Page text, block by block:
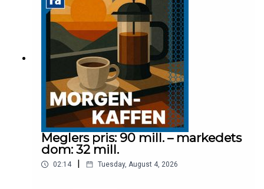
Meglers pris: 90 mill. – markedets
dom: 32 mill.
02:14 Tuesday, August 4, 2026